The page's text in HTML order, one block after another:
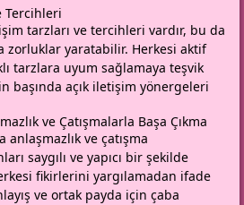
Tercihleri
tarzları ve tercihleri ​​vardır, bu da
zorluklar yaratabilir. Herkesi aktif
tarzlara uyum sağlamaya teşvik
başında açık iletişim yönergeleri
ve Çatışmalarla Başa Çıkma
ve çatışma
saygılı ve yapıcı bir şekilde
fikirlerini yargılamadan ifade
ve ortak payda için çaba